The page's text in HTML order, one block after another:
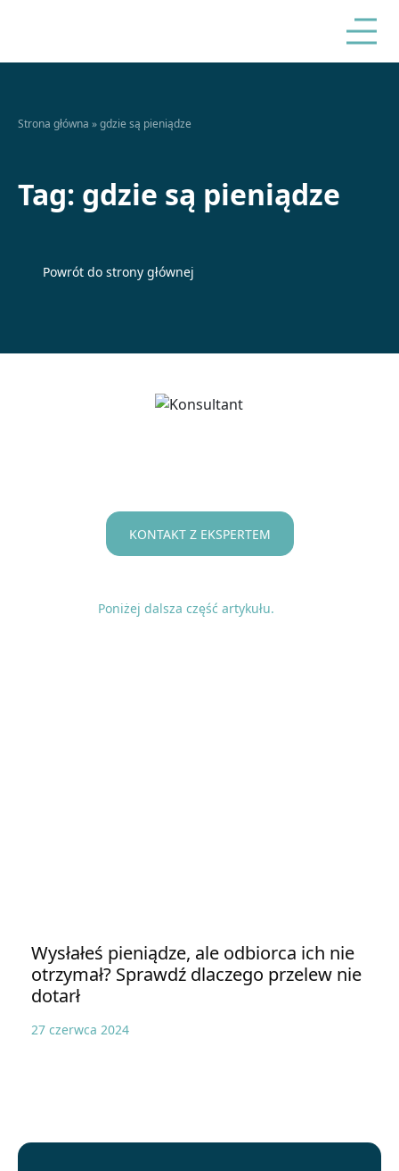
Strona główna »gdzie są pieniądze
Tag: gdzie są pieniądze
Powrót do strony głównej
KONTAKT Z EKSPERTEM
Poniżej dalsza część artykułu.
Wysłałeś pieniądze, ale odbiorca ich nie
otrzymał? Sprawdź dlaczego przelew nie
dotarł
27 czerwca 2024